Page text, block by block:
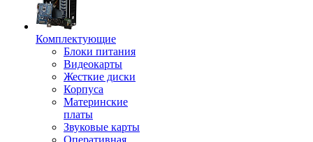
Комплектующие
Блоки питания
Видеокарты
Жесткие диски
Корпуса
Материнские
платы
Звуковые карты
Оперативная